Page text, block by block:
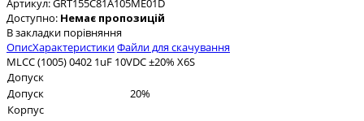
Артикул:GRT155C81A105ME01D
Доступно: Немає пропозицій
В закладки порівняння
ОписХарактеристикиФайли для скачування
MLCC (1005) 0402 1uF 10VDC ±20% X6S
Допуск
Допуск
20%
Корпус